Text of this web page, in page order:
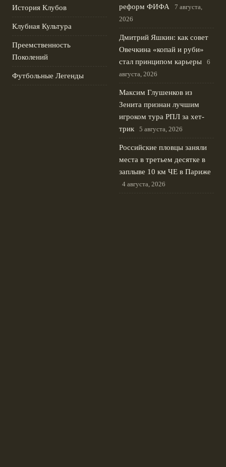
История Клубов
Клубная Культура
Преемственность
Поколений
Футбольные Легенды
реформ ФИФА
7 августа,
2026
Дмитрий Яшкин: как совет
Овечкина «копай и руби»
стал принципом карьеры
6
августа, 2026
Максим Глушенков из
Зенита признан лучшим
игроком тура РПЛ за хет-
трик
5 августа, 2026
Российские пловцы заняли
места в третьем десятке в
заплыве 10 км ЧЕ в Париже
4 августа, 2026